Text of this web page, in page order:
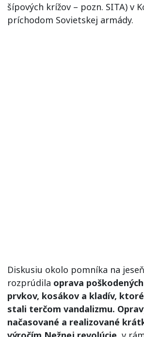
šípových krížov – pozn. SITA) v
príchodom Sovietskej armády.
Diskusiu okolo pomníka na
rozprúdila oprava
prvkov, kosákov a kladív,
stali terčom vandalizmu.
načasované a realizované